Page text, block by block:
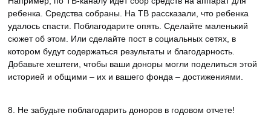
ребенка. Средства собраны. На ТВ рассказали, что ребенка
удалось спасти. Поблагодарите опять. Сделайте маленький
сюжет об этом. Или сделайте пост в социальных сетях, в
котором будут содержаться результаты и благодарность.
Добавьте хештеги, чтобы ваши доноры могли поделиться этой
историей и общими – их и вашего фонда – достижениями.
8. Не забудьте поблагодарить доноров в годовом отчете!